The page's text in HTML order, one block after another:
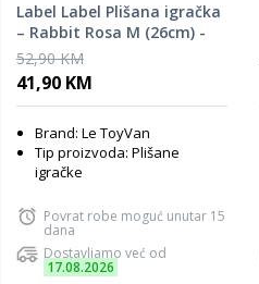
Label Label Plišana igračka
– Rabbit Rosa M (26cm) -
Ivory
52,90 KM
41,90 KM
Brand: Le ToyVan
Tip proizvoda: Plišane
igračke
Povrat robe moguć unutar 15
dana
Dostavljamo već od
17.08.2026